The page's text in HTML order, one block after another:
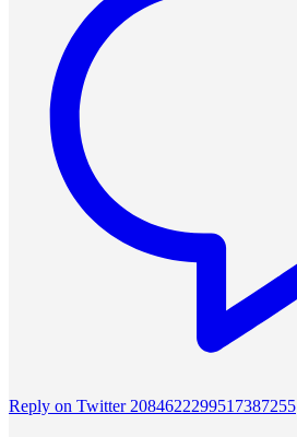
Reply on Twitter 2084622299517387255